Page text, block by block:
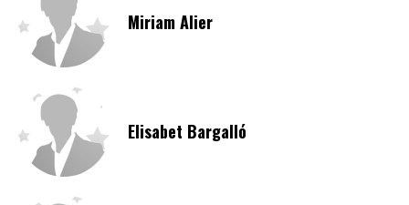
Miriam Alier
Elisabet Bargalló